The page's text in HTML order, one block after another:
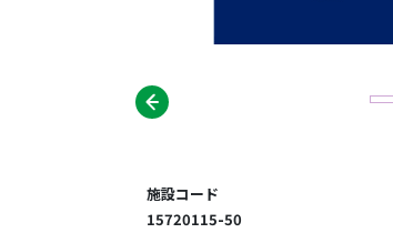
施設コード
15720115-50